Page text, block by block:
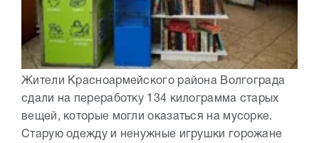
Жители Красноармейского района Волгограда
сдали на переработку 134 килограмма старых
вещей, которые могли оказаться на мусорке.
Старую одежду и ненужные игрушки горожане